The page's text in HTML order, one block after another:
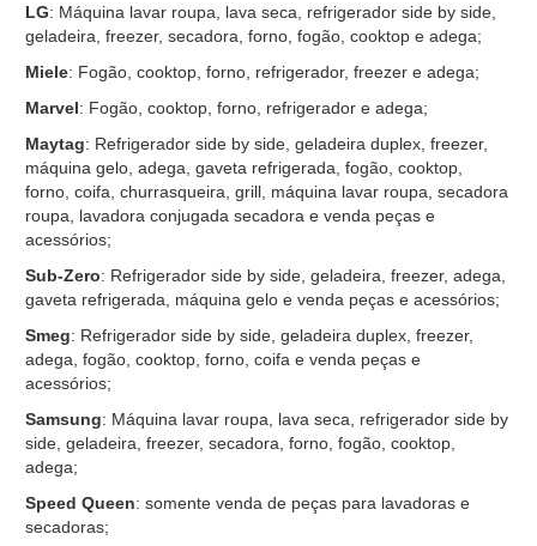
LG: Máquina lavar roupa, lava seca, refrigerador side by side,
geladeira, freezer, secadora, forno, fogão, cooktop e adega;
Miele: Fogão, cooktop, forno, refrigerador, freezer e adega;
Marvel: Fogão, cooktop, forno, refrigerador e adega;
Maytag: Refrigerador side by side, geladeira duplex, freezer,
máquina gelo, adega, gaveta refrigerada, fogão, cooktop,
forno, coifa, churrasqueira, grill, máquina lavar roupa, secadora
roupa, lavadora conjugada secadora e venda peças e
acessórios;
Sub-Zero: Refrigerador side by side, geladeira, freezer, adega,
gaveta refrigerada, máquina gelo e venda peças e acessórios;
Smeg: Refrigerador side by side, geladeira duplex, freezer,
adega, fogão, cooktop, forno, coifa e venda peças e
acessórios;
Samsung: Máquina lavar roupa, lava seca, refrigerador side by
side, geladeira, freezer, secadora, forno, fogão, cooktop,
adega;
Speed Queen: somente venda de peças para lavadoras e
secadoras;